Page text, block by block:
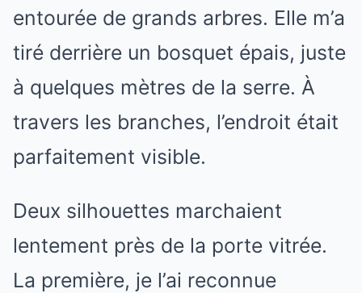
entourée de grands arbres. Elle m’a
tiré derrière un bosquet épais, juste
à quelques mètres de la serre. À
travers les branches, l’endroit était
parfaitement visible.
Deux silhouettes marchaient
lentement près de la porte vitrée.
La première, je l’ai reconnue